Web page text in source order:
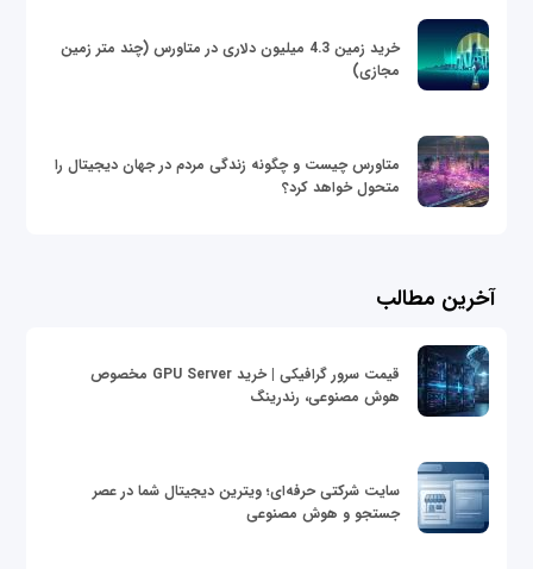
خرید زمین 4.3 میلیون دلاری در متاورس (چند متر زمین
مجازی)
متاورس چیست و چگونه زندگی مردم در جهان دیجیتال را
متحول خواهد کرد؟
آخرین مطالب
قیمت سرور گرافیکی | خرید GPU Server مخصوص
هوش مصنوعی، رندرینگ
سایت شرکتی حرفه‌ای؛ ویترین دیجیتال شما در عصر
جستجو و هوش مصنوعی